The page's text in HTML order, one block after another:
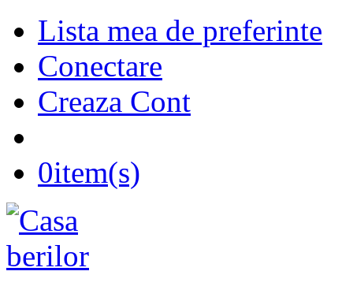
Lista mea de preferinte
Conectare
Creaza Cont
0item(s)